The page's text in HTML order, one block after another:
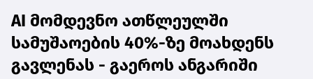
AI მომდევნო ათწლეულში
სამუშაოების 40%-ზე მოახდენს
გავლენას - გაეროს ანგარიში